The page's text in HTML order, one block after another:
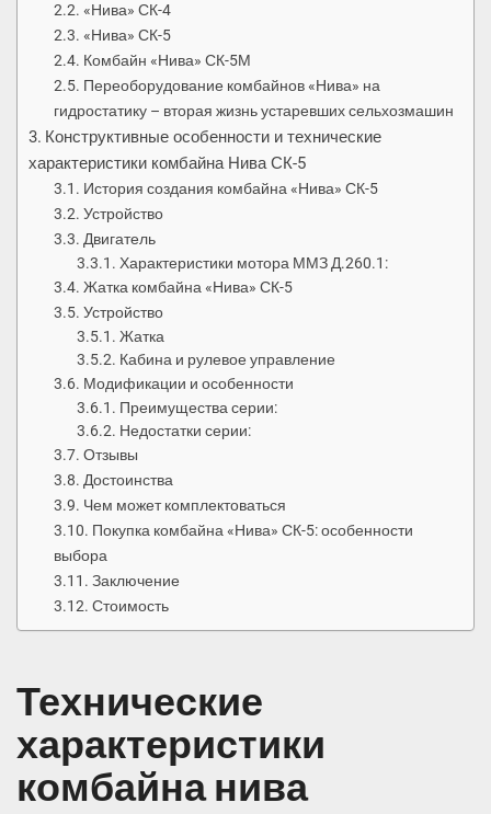
«Нива» СК-4
«Нива» СК-5
Комбайн «Нива» СК-5М
Переоборудование комбайнов «Нива» на
гидростатику – вторая жизнь устаревших сельхозмашин
Конструктивные особенности и технические
характеристики комбайна Нива СК-5
История создания комбайна «Нива» СК-5
Устройство
Двигатель
Характеристики мотора ММЗ Д.260.1:
Жатка комбайна «Нива» СК-5
Устройство
Жатка
Кабина и рулевое управление
Модификации и особенности
Преимущества серии:
Недостатки серии:
Отзывы
Достоинства
Чем может комплектоваться
Покупка комбайна «Нива» СК-5: особенности
выбора
Заключение
Стоимость
Технические
характеристики
комбайна нива